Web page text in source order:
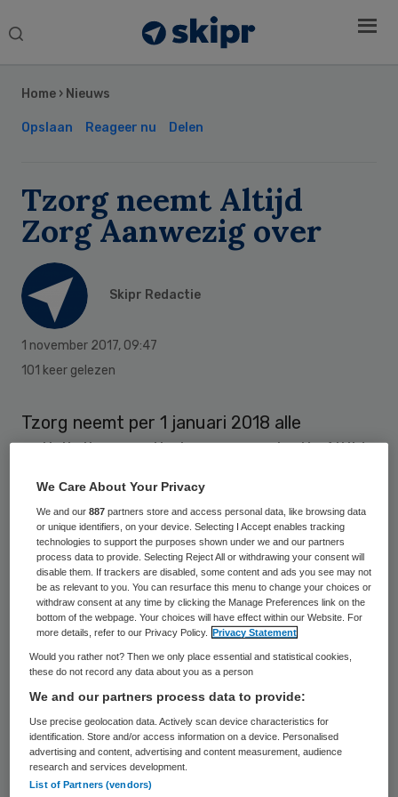
Search
Home › Nieuws
Opslaan Reageer nu Delen
Tzorg neemt Altijd
Zorg Aanwezig over
Skipr Redactie
1 november 2017, 09:47
101 keer gelezen
Tzorg neemt per 1 januari 2018 alle
activiteiten van thuiszorgorganisatie Altijd
de partijen overeenstemming bereikt,
maakten zij dinsdag bekend.
AZA levert in 25 gemeenten in Noord-
Holland huishoudelijke hulp en individuele
begeleiding. Na de overname treden de
meer dan 750 medewerkers van AZA in
dienst bij Tzorg. Zo’n 3.800 cliënten van ASA
behouden hun hierdoor hun vaste
medewerkers.
Jos Struik, directeur van AZA: “Er is de
Sidebar
We Care About Your Privacy
We and our887 partners store and access personal data, like browsing data
or unique identifiers, on your device. Selecting I Accept enables tracking
technologies to support the purposes shown under we and our partners
process data to provide. Selecting Reject All or withdrawing your consent will
disable them. If trackers are disabled, some content and ads you see may not
be as relevant to you. You can resurface this menu to change your choices or
withdraw consent at any time by clicking the Manage Preferences link on the
bottom of the webpage. Your choices will have effect within our Website. For
more details, refer to our Privacy Policy.
Privacy Statement
Would you rather not? Then we only place essential and statistical cookies,
these do not record any data about you as a person
We and our partners process data to provide:
Use precise geolocation data. Actively scan device characteristics for
identification. Store and/or access information on a device. Personalised
advertising and content, advertising and content measurement, audience
research and services development.
List of Partners (vendors)